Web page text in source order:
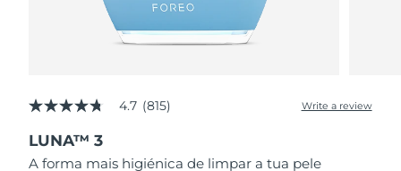
4.7
of
5
4.7 (815) Write a review
LUNA™ 3
A forma mais higiénica de limpar a tua pele